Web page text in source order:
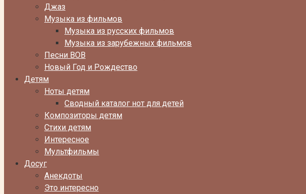
Джаз
Музыка из фильмов
Музыка из русских фильмов
Музыка из зарубежных фильмов
Песни ВОВ
Новый Год и Рождество
Детям
Ноты детям
Сводный каталог нот для детей
Композиторы детям
Стихи детям
Интересное
Мультфильмы
Досуг
Анекдоты
Это интересно